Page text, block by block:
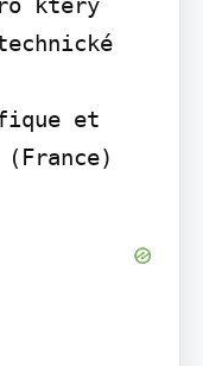
et
(France)